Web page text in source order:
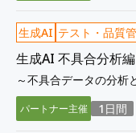
生成AI テスト・品質
生成AI 不具合分析編
～不具合データの分析
パートナー主催 1日間